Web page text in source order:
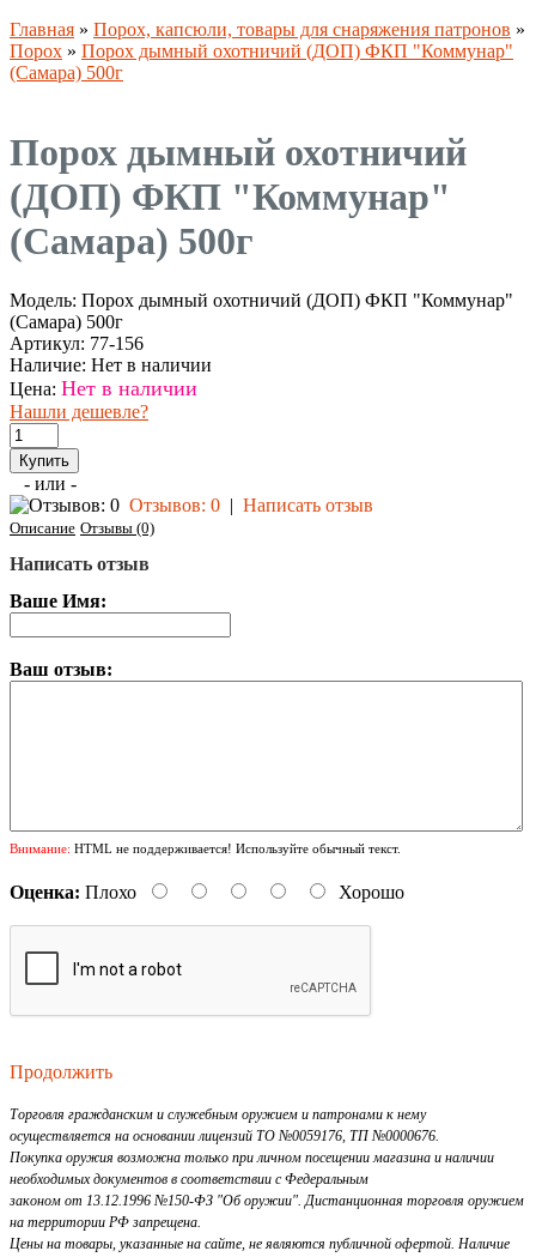
Главная » Порох, капсюли, товары для снаряжения патронов »
Порох » Порох дымный охотничий (ДОП) ФКП "Коммунар"
(Самара) 500г
Порох дымный охотничий
(ДОП) ФКП "Коммунар"
(Самара) 500г
Модель: Порох дымный охотничий (ДОП) ФКП "Коммунар"
(Самара) 500г
Артикул: 77-156
Наличие: Нет в наличии
Цена: Нет в наличии
Нашли дешевле?
- или -
Отзывов: 0 | Написать отзыв
Описание Отзывы (0)
Написать отзыв
Ваше Имя:
Ваш отзыв:
Внимание: HTML не поддерживается! Используйте обычный текст.
Оценка: Плохо Хорошо
Продолжить
Торговля гражданским и служебным оружием и патронами к нему
осуществляется на основании лицензий ТО №0059176, ТП №0000676.
Покупка оружия возможна только при личном посещении магазина и наличии
необходимых документов в соответствии с Федеральным
законом от 13.12.1996 №150-ФЗ "Об оружии". Дистанционная торговля оружием
на территории РФ запрещена.
Цены на товары, указанные на сайте, не являются публичной офертой. Наличие